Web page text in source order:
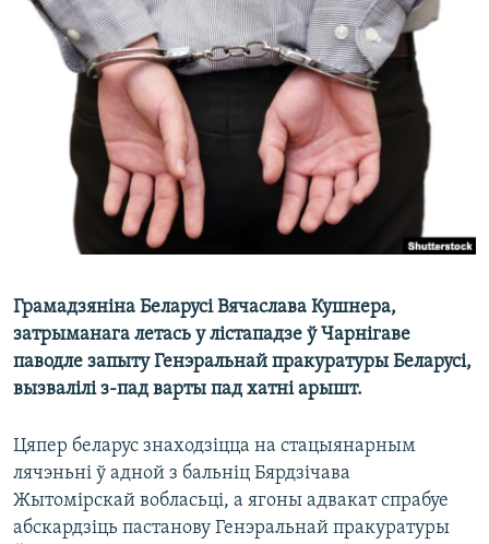
КУЛЬТУРА
КАЛЯНДАР
МОВА
НА ХВАЛЯХ СВАБОДЫ
Грамадзяніна Беларусі Вячаслава Кушнера,
затрыманага летась у лістападзе ў Чарнігаве
паводле запыту Генэральнай пракуратуры Беларусі,
вызвалілі з-пад варты пад хатні арышт.
Цяпер беларус знаходзіцца на стацыянарным
лячэньні ў адной з бальніц Бярдзічава
Жытомірскай вобласьці, а ягоны адвакат спрабуе
абскардзіць пастанову Генэральнай пракуратуры